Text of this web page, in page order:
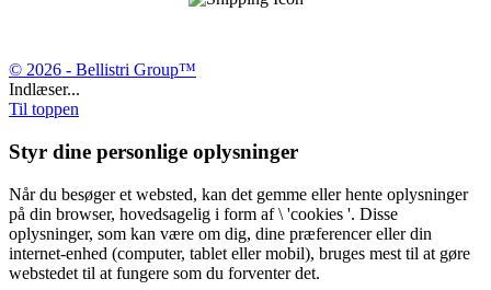
© 2026 - Bellistri Group™
Indlæser...
Til toppen
Styr dine personlige oplysninger
Når du besøger et websted, kan det gemme eller hente oplysninger
på din browser, hovedsagelig i form af \ 'cookies '. Disse
oplysninger, som kan være om dig, dine præferencer eller din
internet-enhed (computer, tablet eller mobil), bruges mest til at gøre
webstedet til at fungere som du forventer det.